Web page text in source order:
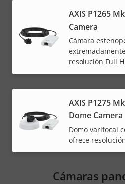
AXIS P1265
Camera
Cámara
resolución Full
AXIS P1275
Dome Camera
Domo varifocal
ofrece
Cámaras